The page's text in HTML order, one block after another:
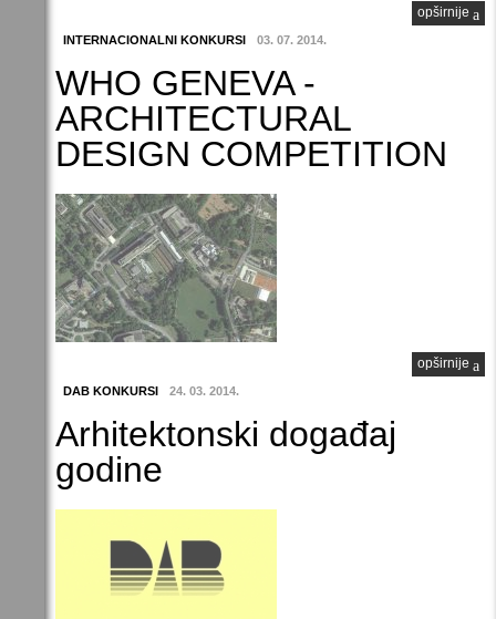
opširnije
INTERNACIONALNI KONKURSI 03. 07. 2014.
WHO GENEVA -
ARCHITECTURAL
DESIGN COMPETITION
opširnije
DAB KONKURSI 24. 03. 2014.
Arhitektonski događaj
godine